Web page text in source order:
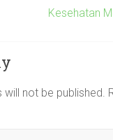
Kesehatan
will not be published.